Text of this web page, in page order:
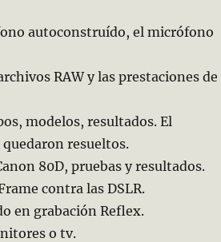
autoconstruído, el micrófono
RAW y las prestaciones de
modelos, resultados. El
resueltos.
80D, pruebas y resultados.
contra las DSLR.
en grabación Reflex.
o tv.